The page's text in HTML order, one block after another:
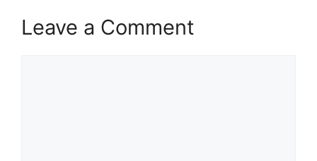
Leave a Comment